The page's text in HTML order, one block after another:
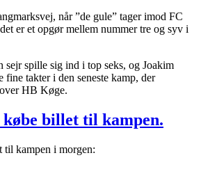
når ”de gule” tager imod FC
er et opgør mellem nummer tre og syv i
sejr spille sig ind i top seks, og Joakim
fine takter i den seneste kamp, der
HB Køge.
billet til kampen.
til kampen i morgen: